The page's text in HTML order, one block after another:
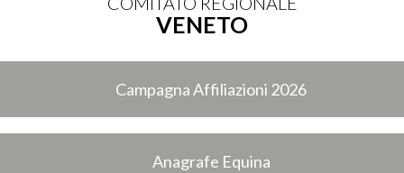
VENETO
Campagna Affiliazioni 2026
Anagrafe Equina